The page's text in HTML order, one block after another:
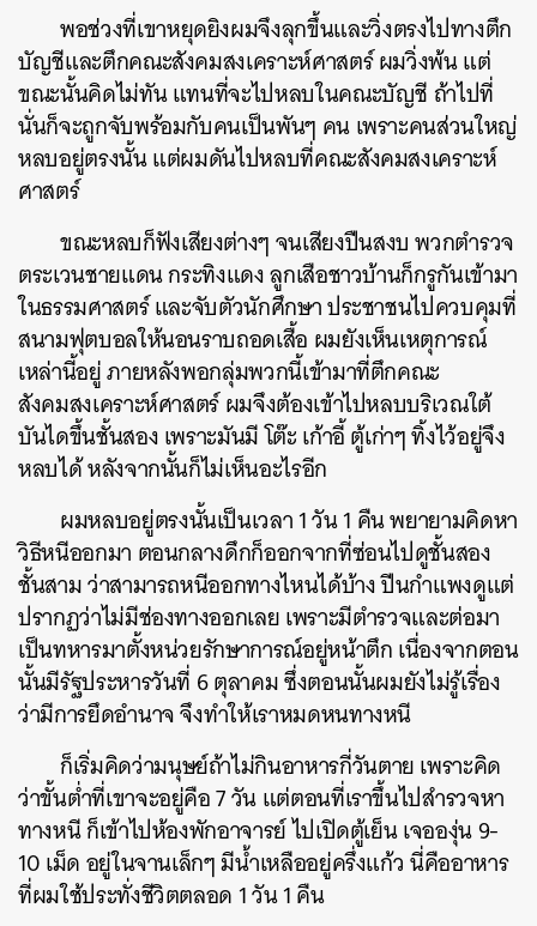
พอช่วงที่เขาหยุดยิงผมจึงลุกขึ้นและวิ่งตรงไปทางตึก
บัญชีและตึกคณะสังคมสงเคราะห์ศาสตร์ ผมวิ่งพ้น แต่
ขณะนั้นคิดไม่ทัน แทนที่จะไปหลบในคณะบัญชี ถ้าไปที่
นั่นก็จะถูกจับพร้อมกับคนเป็นพันๆ คน เพราะคนส่วนใหญ่
หลบอยู่ตรงนั้น แต่ผมดันไปหลบที่คณะสังคมสงเคราะห์
ศาสตร์
ขณะหลบก็ฟังเสียงต่างๆ จนเสียงปืนสงบ พวกตำรวจ
ตระเวนชายแดน กระทิงแดง ลูกเสือชาวบ้านก็กรูกันเข้ามา
ในธรรมศาสตร์ และจับตัวนักศึกษา ประชาชนไปควบคุมที่
สนามฟุตบอลให้นอนราบถอดเสื้อ ผมยังเห็นเหตุการณ์
เหล่านี้อยู่ ภายหลังพอกลุ่มพวกนี้เข้ามาที่ตึกคณะ
สังคมสงเคราะห์ศาสตร์ ผมจึงต้องเข้าไปหลบบริเวณใต้
บันไดขึ้นชั้นสอง เพราะมันมี โต๊ะ เก้าอี้ ตู้เก่าๆ ทิ้งไว้อยู่จึง
หลบได้ หลังจากนั้นก็ไม่เห็นอะไรอีก
ผมหลบอยู่ตรงนั้นเป็นเวลา 1 วัน 1 คืน พยายามคิดหา
วิธีหนีออกมา ตอนกลางดึกก็ออกจากที่ซ่อนไปดูชั้นสอง
ชั้นสาม ว่าสามารถหนีออกทางไหนได้บ้าง ปีนกำแพงดูแต่
ปรากฏว่าไม่มีช่องทางออกเลย เพราะมีตำรวจและต่อมา
เป็นทหารมาตั้งหน่วยรักษาการณ์อยู่หน้าตึก เนื่องจากตอน
นั้นมีรัฐประหารวันที่ 6 ตุลาคม ซึ่งตอนนั้นผมยังไม่รู้เรื่อง
ว่ามีการยึดอำนาจ จึงทำให้เราหมดหนทางหนี
ก็เริ่มคิดว่ามนุษย์ถ้าไม่กินอาหารกี่วันตาย เพราะคิด
ว่าขั้นต่ำที่เขาจะอยู่คือ 7 วัน แต่ตอนที่เราขึ้นไปสำรวจหา
ทางหนี ก็เข้าไปห้องพักอาจารย์ ไปเปิดตู้เย็น เจอองุ่น 9-
10 เม็ด อยู่ในจานเล็กๆ มีน้ำเหลืออยู่ครึ่งแก้ว นี่คืออาหาร
ที่ผมใช้ประทั่งชีวิตตลอด 1 วัน 1 คืน